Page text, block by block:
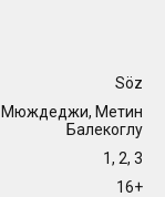
Söz
Мюждеджи, Метин
Балекоглу
1, 2, 3
16+